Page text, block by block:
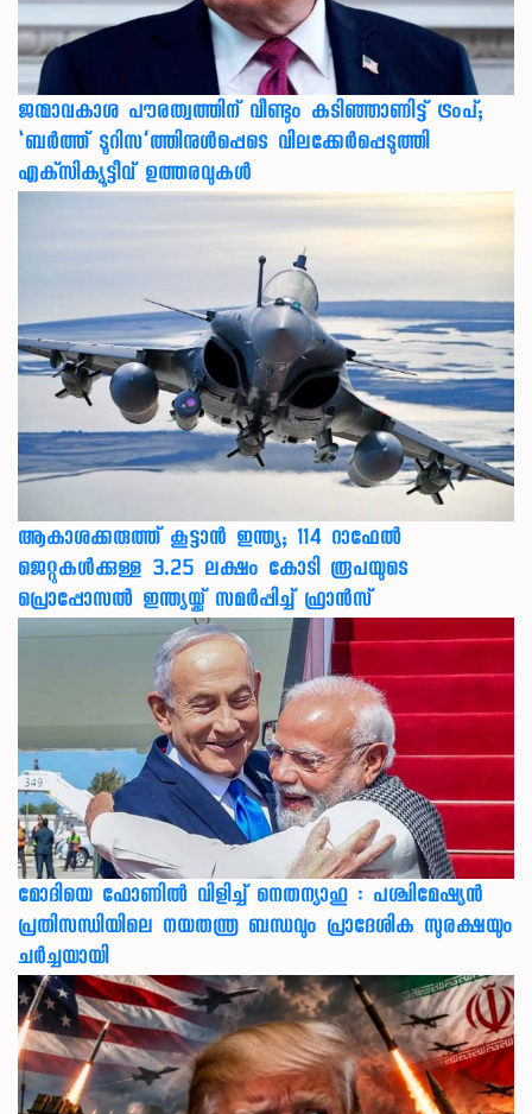
ജന്മാവകാശ പൗരത്വത്തിന് വീണ്ടും കടിഞ്ഞാണിട്ട് ട്രംപ്;
‘ബര്‍ത്ത് ടൂറിസ’ത്തിനുള്‍പ്പെടെ വിലക്കേര്‍പ്പെടുത്തി
എക്‌സിക്യൂട്ടീവ് ഉത്തരവുകള്‍
ആകാശക്കരുത്ത് കൂട്ടാൻ ഇന്ത്യ; 114 റാഫേൽ
ജെറ്റുകൾക്കുള്ള 3.25 ലക്ഷം കോടി രൂപയുടെ
പ്രൊപ്പോസൽ ഇന്ത്യയ്ക്ക് സമർപ്പിച്ച് ഫ്രാൻസ്
മോദിയെ ഫോണിൽ വിളിച്ച് നെതന്യാഹു : പശ്ചിമേഷ്യൻ
പ്രതിസന്ധിയിലെ നയതന്ത്ര ബന്ധവും പ്രാദേശിക സുരക്ഷയും
ചർച്ചയായി